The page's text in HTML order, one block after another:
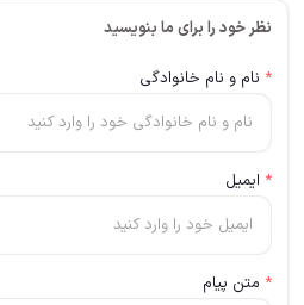
نظر خود را برای ما بنویسید
* نام و نام خانوادگی
* ایمیل
* متن پیام